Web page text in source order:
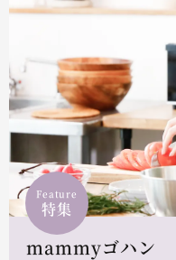
Feature
特集
mammyゴハン